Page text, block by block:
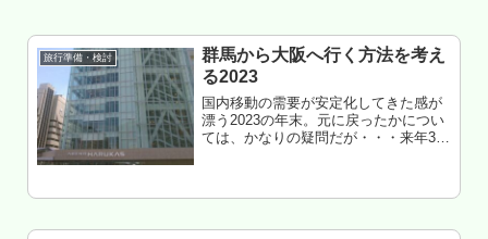
旅行準備・検討
群馬から大阪へ行く方法を考え
る2023
国内移動の需要が安定化してきた感が
漂う2023の年末。元に戻ったかについ
ては、かなりの疑問だが・・・来年3月